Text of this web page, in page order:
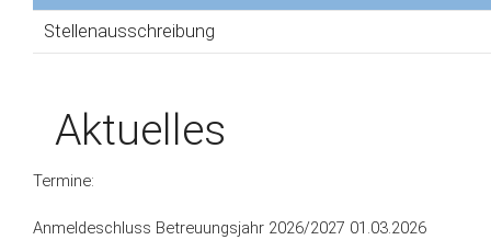
Stellenausschreibung
Aktuelles
Termine:
Anmeldeschluss Betreuungsjahr 2026/2027 01.03.2026